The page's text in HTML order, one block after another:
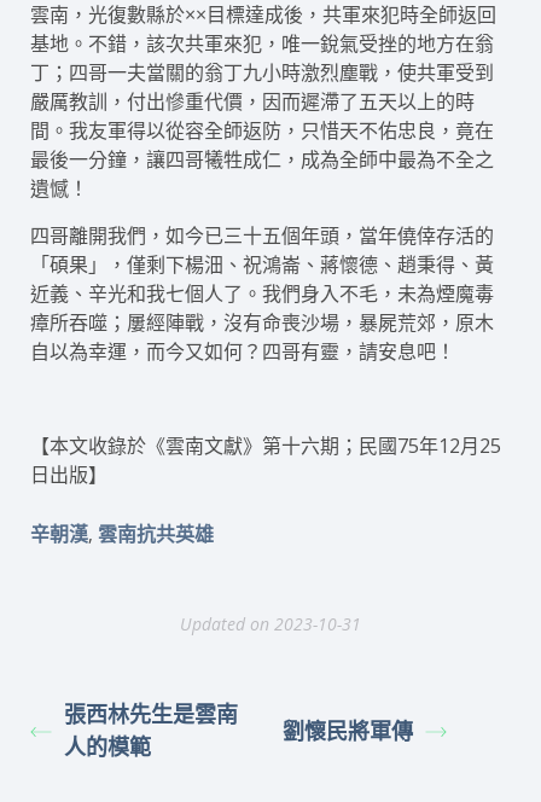
雲南，光復數縣於××目標達成後，共軍來犯時全師返回
基地。不錯，該次共軍來犯，唯一銳氣受挫的地方在翁
丁；四哥一夫當關的翁丁九小時激烈塵戰，使共軍受到
嚴厲教訓，付出慘重代價，因而遲滯了五天以上的時
間。我友軍得以從容全師返防，只惜天不佑忠良，竟在
最後一分鐘，讓四哥犧牲成仁，成為全師中最為不全之
遺憾！
四哥離開我們，如今已三十五個年頭，當年僥倖存活的
「碩果」，僅剩下楊沺、祝鴻崙、蔣懷德、趙秉得、黃
近義、辛光和我七個人了。我們身入不毛，未為煙魔毒
瘴所吞噬；屢經陣戰，沒有命喪沙場，暴屍荒郊，原木
自以為幸運，而今又如何？四哥有靈，請安息吧！
【本文收錄於《雲南文獻》第十六期；民國75年12月25
日出版】
辛朝漢, 雲南抗共英雄
Updated on 2023-10-31
張西林先生是雲南
人的模範
劉懷民將軍傳